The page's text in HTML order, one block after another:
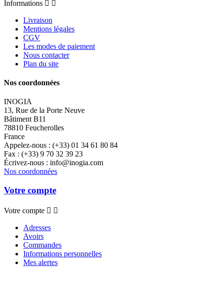
Informations  
Livraison
Mentions légales
CGV
Les modes de paiement
Nous contacter
Plan du site
Nos coordonnées
INOGIA
13, Rue de la Porte Neuve
Bâtiment B11
78810 Feucherolles
France
Appelez-nous : (+33) 01 34 61 80 84
Fax : (+33) 9 70 32 39 23
Écrivez-nous : info@inogia.com
Nos coordonnées
Votre compte
Votre compte  
Adresses
Avoirs
Commandes
Informations personnelles
Mes alertes